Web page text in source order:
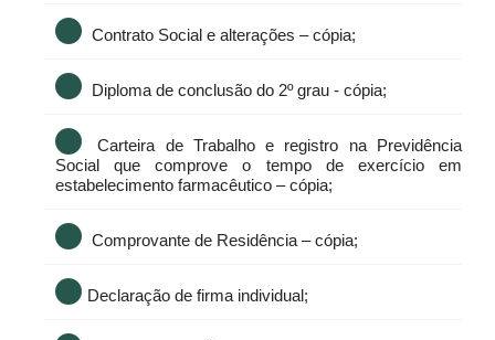
Contrato Social e alterações – cópia;
Diploma de conclusão do 2º grau - cópia;
Carteira de Trabalho e registro na Previdência
Social que comprove o tempo de exercício em
estabelecimento farmacêutico – cópia;
Comprovante de Residência – cópia;
Declaração de firma individual;